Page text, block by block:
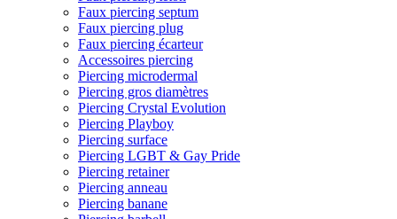
Faux piercing septum
Faux piercing plug
Faux piercing écarteur
Accessoires piercing
Piercing microdermal
Piercing gros diamètres
Piercing Crystal Evolution
Piercing Playboy
Piercing surface
Piercing LGBT & Gay Pride
Piercing retainer
Piercing anneau
Piercing banane